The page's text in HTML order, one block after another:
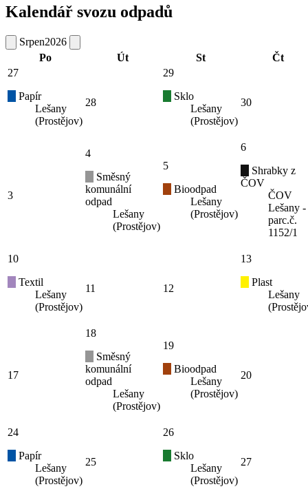
Kalendář svozu odpadů
Srpen2026
Po
Út St
Čt
27
Papír
Lešany
(Prostějov)
28
29
Sklo
Lešany
(Prostějov)
30
3
4
Směsný
komunální
odpad
Lešany
(Prostějov)
5
Bioodpad
Lešany
(Prostějov)
6
Shrabky z
ČOV
ČOV
Lešany -
parc.č.
1152/1
10
Textil
Lešany
(Prostějov)
11 12
13
Plast
Lešany
17
18
Směsný
komunální
odpad
Lešany
(Prostějov)
19
Bioodpad
Lešany
(Prostějov)
20
24
Papír
Lešany
(Prostějov)
25
26
Sklo
Lešany
(Prostějov)
27